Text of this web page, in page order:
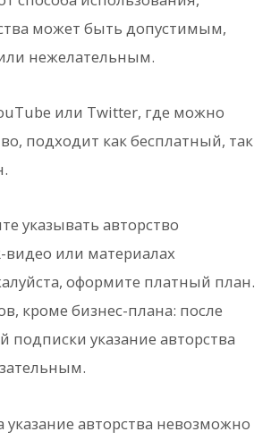
может быть допустимым,
нежелательным.
или Twitter, где можно
подходит как бесплатный, так
указывать авторство
видео или материалах
оформите платный план.
кроме бизнес-плана: после
подписки указание авторства
указание авторства невозможно